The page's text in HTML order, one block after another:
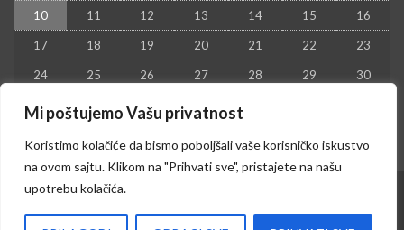
Mi poštujemo Vašu privatnost
Koristimo kolačiće da bismo poboljšali vaše korisničko iskustvo
na ovom sajtu. Klikom na "Prihvati sve", pristajete na našu
upotrebu kolačića.
10 11 12 13 14 15 16
17 18 19 20 21 22 23
24 25 26 27 28 29 30
31